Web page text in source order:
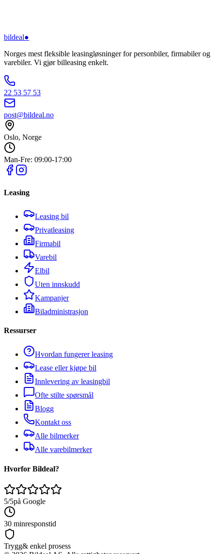
bildeal●
Norges mest fleksible leasingløsninger for personbiler, firmabiler og
varebiler. Vi gjør billeasing enkelt.
22 53 57 53
post@bildeal.no
Oslo, Norge
Man-Fre: 09:00-17:00
Leasing
Leasing bil
Privatleasing
Firmabil
Varebil
Elbil
Uten innskudd
Kampanjer
Biladministrasjon
Ressurser
Hvordan fungerer leasing
Lease eller kjøpe bil
Innlevering av leasingbil
Ofte stilte spørsmål
Blogg
Kontakt oss
Alle bilmerker
Alle varebilmerker
Hvorfor Bildeal?
5/5på Google
30 minresponstid
Trygg& enkel prosess